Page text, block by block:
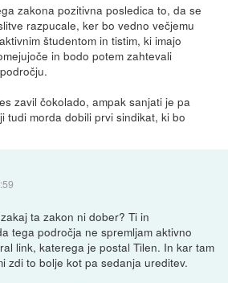
zakona pozitivna posledica to, da se
razpucale, ker bo vedno večjemu
študentom in tistim, ki imajo
in bodo potem zahtevali
zavil čokolado, ampak sanjati je pa
tudi morda dobili prvi sindikat, ki bo
ta zakon ni dober? Ti in
tega področja ne spremljam aktivno
link, katerega je postal Tilen. In kar tam
zdi to bolje kot pa sedanja ureditev.